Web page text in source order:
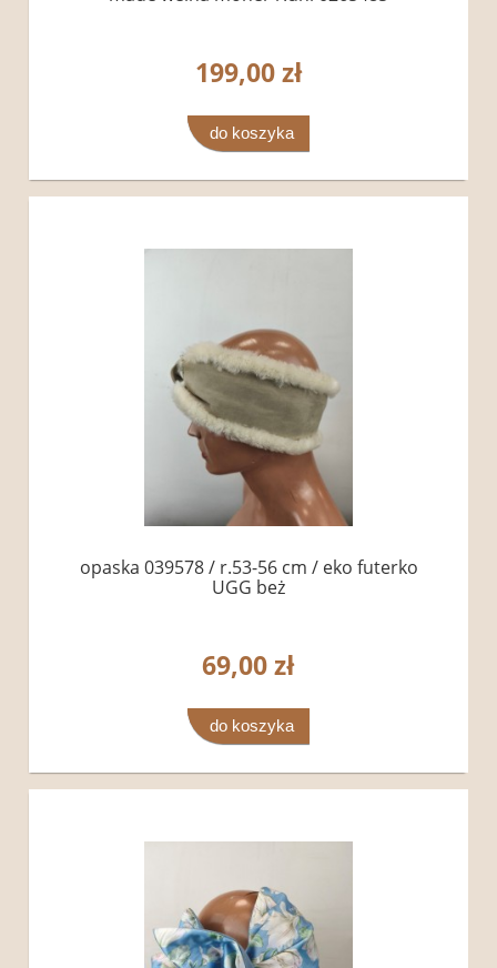
199,00 zł
do koszyka
opaska 039578 / r.53-56 cm / eko futerko
UGG beż
69,00 zł
do koszyka